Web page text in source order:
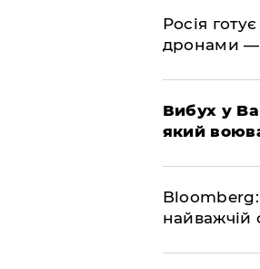
Росія
дронами —
​Вибух у
який
Bloomberg:
найважчій